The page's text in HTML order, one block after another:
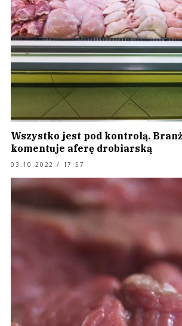
Wszystko jest pod kontrolą.
komentuje aferę drobiarską
03.10.2022 / 17:57